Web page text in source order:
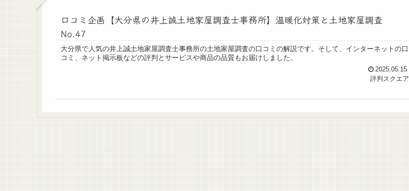
口コミ企画【大分県の井上誠土地家屋調査士事務所】温暖化対策と土地家屋調査
No.47
大分県で人気の井上誠土地家屋調査士事務所の土地家屋調査の口コミの解説です。そして、インターネットの口
コミ、ネット掲示板などの評判とサービスや商品の品質もお届けしました。
2025.05.15
評判スクエア